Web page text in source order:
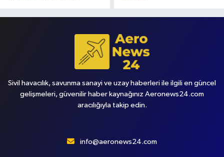
Sivil havacılık, savunma sanayi ve uzay haberleri ile ilgili en güncel
gelişmeleri, güvenilir haber kaynağınız Aeronews24.com
aracılığıyla takip edin.
info@aeronews24.com